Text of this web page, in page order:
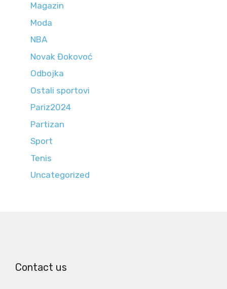
Magazin
Moda
NBA
Novak Đokovoć
Odbojka
Ostali sportovi
Pariz2024
Partizan
Sport
Tenis
Uncategorized
Contact us